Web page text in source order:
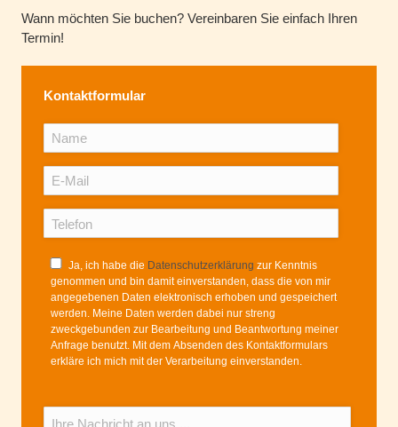
Wann möchten Sie buchen? Vereinbaren Sie einfach Ihren
Termin!
Kontaktformular
Ja, ich habe die Datenschutzerklärung zur Kenntnis
genommen und bin damit einverstanden, dass die von mir
angegebenen Daten elektronisch erhoben und gespeichert
werden. Meine Daten werden dabei nur streng
zweckgebunden zur Bearbeitung und Beantwortung meiner
Anfrage benutzt. Mit dem Absenden des Kontaktformulars
erkläre ich mich mit der Verarbeitung einverstanden.